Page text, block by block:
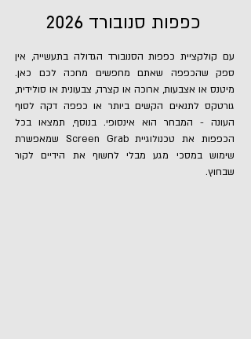
כפפות סנובורד2026
עם קולקציית כפפות הסנובורד הגדולה בתעשייה, אין
ספק שהכפפה שאתם מחפשים מחכה לכם כאן.
מיטנס או אצבעות, ארוכה או קצרה, צבעונית או סולידית,
גורטקס לתנאים הקשים ביותר או כפפה דקה לסוף
העונה - המבחר הוא אינסופי. בנוסף, תמצאו בכל
הכפפות את טכנולוגיית Screen Grab שמאפשרת
שימוש במסכי מגע מבלי לחשוף את הידיים לקור
שבחוץ.